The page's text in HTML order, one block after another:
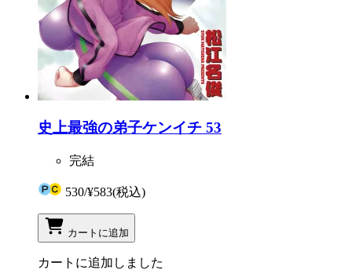
史上最強の弟子ケンイチ 53
完結
530/¥583(税込)
カートに追加
カートに追加しました